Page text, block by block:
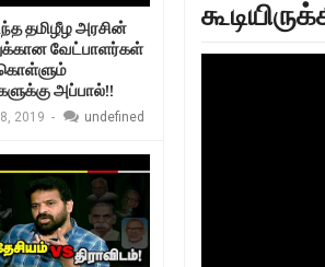
Mar
MORE INTERNATIONAL NGOS
Feb
Feb
நாடுகடந்த தமிழீழ அரசாங்கத்தின்
Feb
தமிழீழ அரசின்
வேட்பாளர்கள்
அப்பால்!!
2019 - undefined